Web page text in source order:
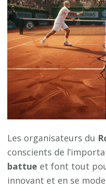
Les organisateurs du
conscients de
battue et font tout
innovant et en se